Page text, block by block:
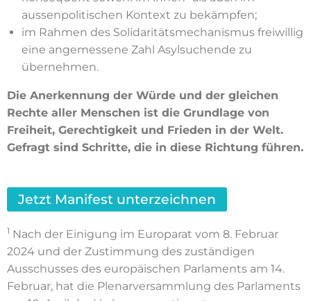
aussenpolitischen Kontext zu bekämpfen;
im Rahmen des Solidaritätsmechanismus freiwillig
eine angemessene Zahl Asylsuchende zu
übernehmen.
Die Anerkennung der Würde und der gleichen
Rechte aller Menschen ist die Grundlage von
Freiheit, Gerechtigkeit und Frieden in der Welt.
Gefragt sind Schritte, die in diese Richtung führen.
Jetzt Manifest unterzeichnen
1 Nach der Einigung im Europarat vom 8. Februar
2024 und der Zustimmung des zuständigen
Ausschusses des europäischen Parlaments am 14.
Februar, hat die Plenarversammlung des Parlaments